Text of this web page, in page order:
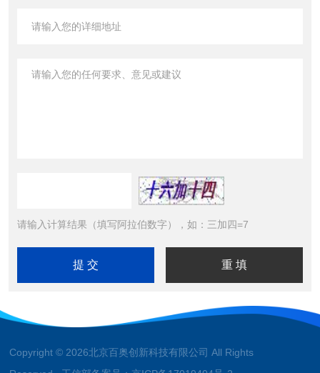
请输入计算结果（填写阿拉伯数字），如：三加四=7
Copyright © 2026北京百奥创新科技有限公司 All Rights